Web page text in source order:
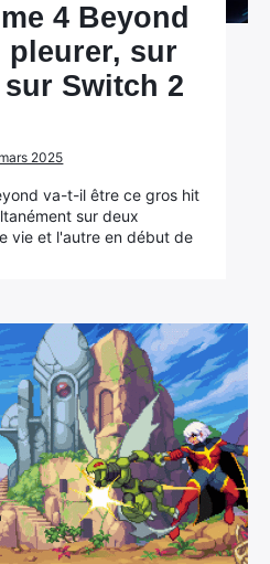
4 Beyond
pleurer, sur
Switch 2
2025
va-t-il être ce gros hit
sur deux
vie et l'autre en début de